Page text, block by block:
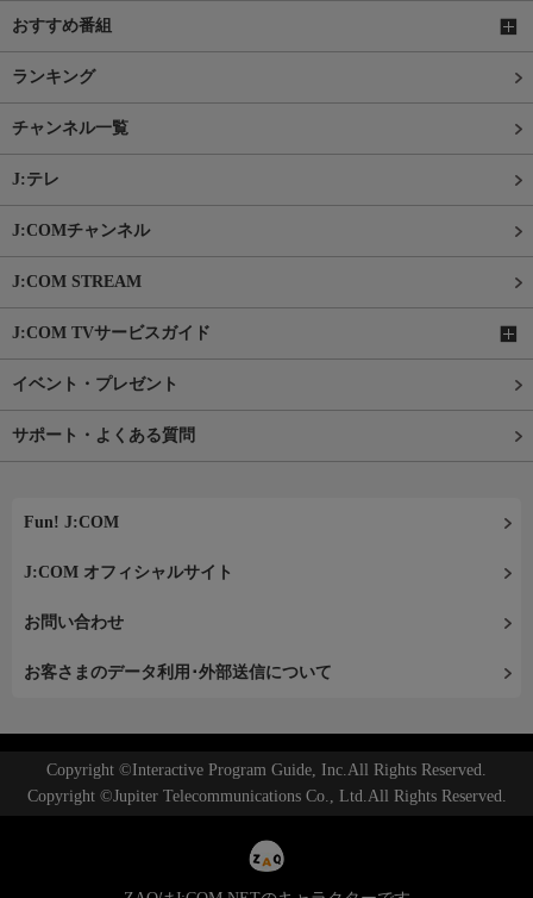
おすすめ番組
ランキング
チャンネル一覧
J:テレ
J:COMチャンネル
J:COM STREAM
J:COM TVサービスガイド
イベント・プレゼント
サポート・よくある質問
Fun! J:COM
J:COM オフィシャルサイト
お問い合わせ
お客さまのデータ利用･外部送信について
Copyright ©Interactive Program Guide, Inc.All Rights Reserved.
Copyright ©Jupiter Telecommunications Co., Ltd.All Rights Reserved.